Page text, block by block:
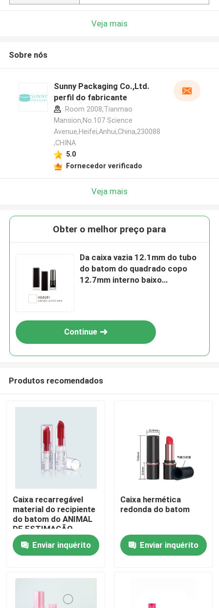
Casa
Quem Somos
Veja mais
Sobre nós
Sunny Packaging Co.,Ltd.
perfil do fabricante
Room 2008,Tianmao
Mansion,No.107 Science
Avenue,Heifei,Anhui,China,230088
,CHINA
5.0
Fornecedor verificado
Veja mais
Obter o melhor preço para
Da caixa vazia 12.1mm do tubo
do batom do quadrado copo
12.7mm interno baixo
Continue
Produtos recomendados
Caixa recarregável
material do recipiente
do batom do ANIMAL
DE ESTIMAÇÃO
Enviar inquérito
Caixa hermética
redonda do batom
Enviar inquérito